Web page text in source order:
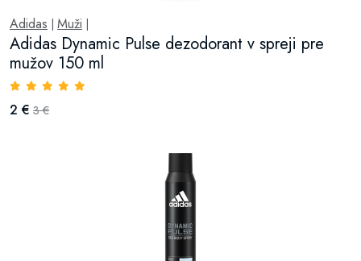
Adidas Muži
Adidas Dynamic Pulse dezodorant v spreji pre
mužov 150 ml
2 € 3 €